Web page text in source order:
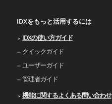
IDXをもっと活用するには
IDXの使い⽅ガイド
クイックガイド
ユーザーガイド
管理者ガイド
機能に関するよくある問い合わせ